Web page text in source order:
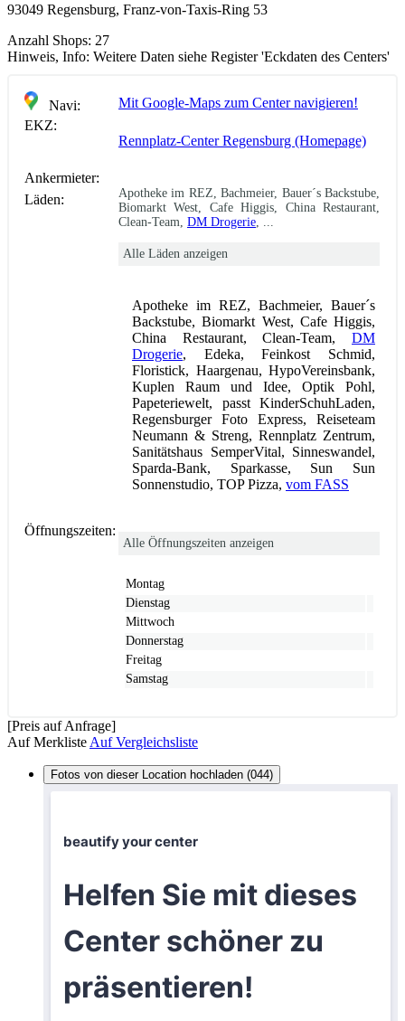
93049 Regensburg, Franz-von-Taxis-Ring 53
Anzahl Shops: 27
Hinweis, Info: Weitere Daten siehe Register 'Eckdaten des Centers'
Navi:
Mit Google-Maps zum Center navigieren!
EKZ:
Rennplatz-Center Regensburg (Homepage)
Ankermieter:
Läden:
Apotheke im REZ, Bachmeier, Bauer´s Backstube,
Biomarkt West, Cafe Higgis, China Restaurant,
Clean-Team, DM Drogerie
Alle Läden anzeigen
Apotheke im REZ, Bachmeier, Bauer´s
Backstube, Biomarkt West, Cafe Higgis,
China Restaurant, Clean-Team, DM
Drogerie, Edeka, Feinkost Schmid,
Floristick, Haargenau, HypoVereinsbank,
Kuplen Raum und Idee, Optik Pohl,
Papeteriewelt, passt KinderSchuhLaden,
Regensburger Foto Express, Reiseteam
Neumann & Streng, Rennplatz Zentrum,
Sanitätshaus SemperVital, Sinneswandel,
Sparda-Bank, Sparkasse, Sun Sun
Sonnenstudio, TOP Pizza, vom FASS
Öffnungszeiten:
Alle Öffnungszeiten anzeigen
Montag
Dienstag
Mittwoch
Donnerstag
Freitag
Samstag
[Preis auf Anfrage]
Auf Merkliste Auf Vergleichsliste
Fotos von dieser Location hochladen (044)